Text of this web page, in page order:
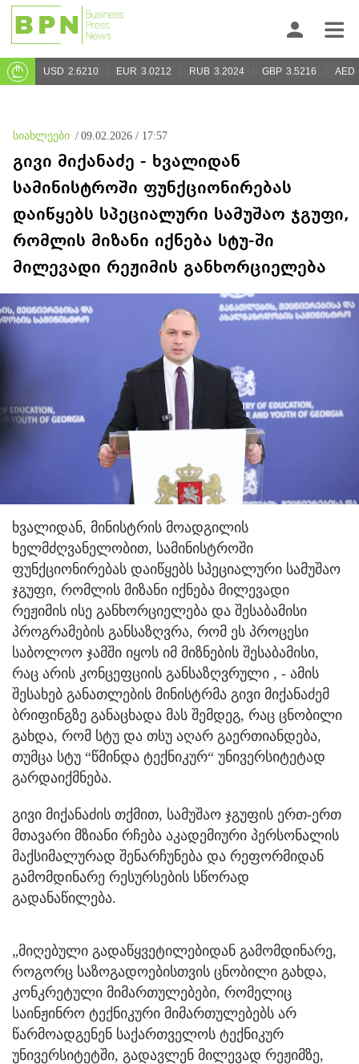
USD 2.6210 EUR 3.0212 RUB 3.2024 GBP 3.5216 AED
სიახლეები / 09.02.2026 / 17:57
გივი მიქანაძე - ხვალიდან
სამინისტროში ფუნქციონირებას
დაიწყებს სპეციალური სამუშაო ჯგუფი,
რომლის მიზანი იქნება სტუ-ში
მილევადი რეჟიმის განხორციელება
ხვალიდან, მინისტრის მოადგილის
ხელმძღვანელობით, სამინისტროში
ფუნქციონირებას დაიწყებს სპეციალური სამუშაო
ჯგუფი, რომლის მიზანი იქნება მილევადი
რეჟიმის ისე განხორციელება და შესაბამისი
პროგრამების განსაზღვრა, რომ ეს პროცესი
საბოლოო ჯამში იყოს იმ მიზნების შესაბამისი,
რაც არის კონცეფციის განსაზღვრული , - ამის
შესახებ განათლების მინისტრმა გივი მიქანაძემ
ბრიფინგზე განაცხადა მას შემდეგ, რაც ცნობილი
გახდა, რომ სტუ და თსუ აღარ გაერთიანდება,
თუმცა სტუ “წმინდა ტექნიკურ“ უნივერსიტეტად
გარდაიქმნება.
გივი მიქანაძის თქმით, სამუშაო ჯგუფის ერთ-ერთ
მთავარი მზიანი რჩება აკადემიური პერსონალის
მაქსიმალურად შენარჩუნება და რეფორმიდან
გამომდინარე რესურსების სწორად
გადანაწილება.
„მიღებული გადაწყვეტილებიდან გამომდინარე,
როგორც საზოგადოებისთვის ცნობილი გახდა,
კონკრეტული მიმართულებები, რომელიც
საინჟინრო ტექნიკური მიმართულებებს არ
წარმოადგენენ საქართველოს ტექნიკურ
უნივერსიტეტში, გადავლენ მილევად რეჟიმზე,